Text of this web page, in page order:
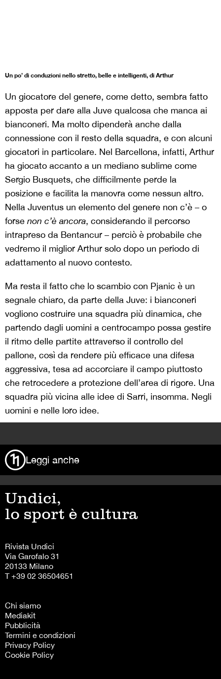
Un po’ di conduzioni nello stretto, belle e intelligenti, di Arthur
Un giocatore del genere, come detto, sembra fatto
apposta per dare alla Juve qualcosa che manca ai
bianconeri. Ma molto dipenderà anche dalla
connessione con il resto della squadra, e con alcuni
giocatori in particolare. Nel Barcellona, infatti, Arthur
ha giocato accanto a un mediano sublime come
Sergio Busquets, che difficilmente perde la
posizione e facilita la manovra come nessun altro.
Nella Juventus un elemento del genere non c’è – o
forse non c’è ancora, considerando il percorso
intrapreso da Bentancur – perciò è probabile che
vedremo il miglior Arthur solo dopo un periodo di
adattamento al nuovo contesto.
Ma resta il fatto che lo scambio con Pjanic è un
segnale chiaro, da parte della Juve: i bianconeri
vogliono costruire una squadra più dinamica, che
partendo dagli uomini a centrocampo possa gestire
il ritmo delle partite attraverso il controllo del
pallone, così da rendere più efficace una difesa
aggressiva, tesa ad accorciare il campo piuttosto
che retrocedere a protezione dell’area di rigore. Una
squadra più vicina alle idee di Sarri, insomma. Negli
uomini e nelle loro idee.
Leggi anche
Undici,
lo sport è cultura
Rivista Undici
Via Garofalo 31
20133 Milano
T +39 02 36504651
Chi siamo
Mediakit
Pubblicità
Termini e condizioni
Privacy Policy
Cookie Policy